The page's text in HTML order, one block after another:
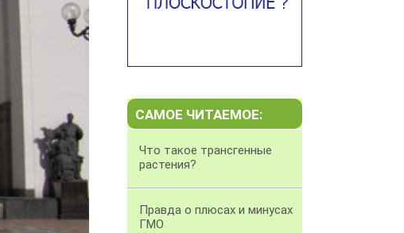
САМОЕ ЧИТАЕМОЕ:
Что такое трансгенные
растения?
Правда о плюсах и минусах
ГМО